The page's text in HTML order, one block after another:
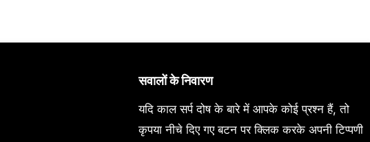
सवालों के निवारण
यदि काल सर्प दोष के बारे में आपके कोई प्रश्न हैं, तो
कृपया नीचे दिए गए बटन पर क्लिक करके अपनी टिप्पणी